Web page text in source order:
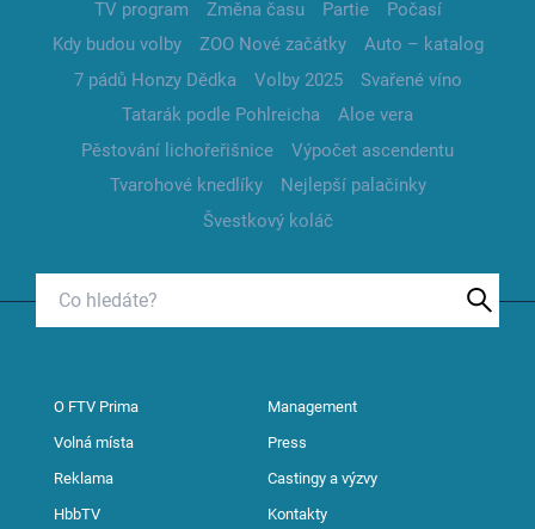
TV program
Změna času Partie
Počasí
Kdy budou volby
ZOO Nové začátky
Auto – katalog
7 pádů Honzy Dědka
Volby 2025
Svařené víno
Tatarák podle Pohlreicha
Aloe vera
Pěstování lichořeřišnice
Výpočet ascendentu
Tvarohové knedlíky
Nejlepší palačinky
Švestkový koláč
O FTV Prima Management
Volná místa Press
Reklama Castingy a výzvy
HbbTV Kontakty